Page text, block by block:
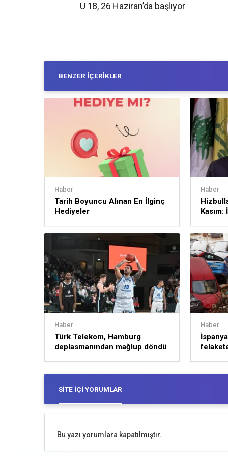
U 18, 26 Haziran’da başlıyor
BENZER İÇERIKLER
Haber
Tarih Boyuncu Alınan En İlginç
Hediyeler
Haber
Haber
Türk Telekom, Hamburg
deplasmanından mağlup döndü
Haber
SITE İÇI YORUMLAR
Bu yazı yorumlara kapatılmıştır.